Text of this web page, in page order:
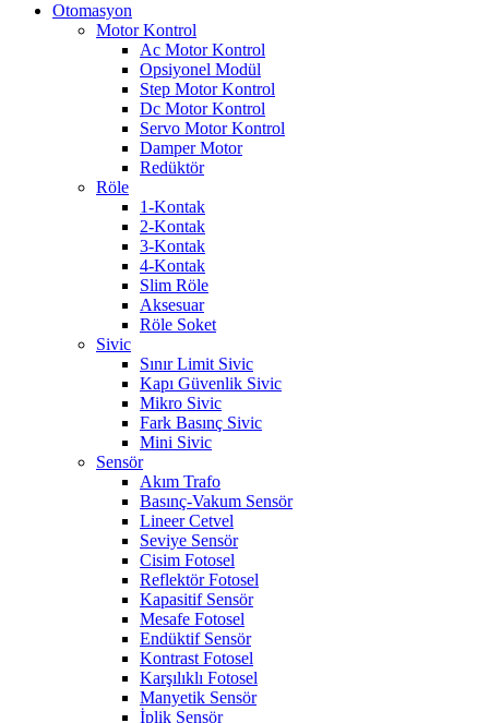
Otomasyon
Motor Kontrol
Ac Motor Kontrol
Opsiyonel Modül
Step Motor Kontrol
Dc Motor Kontrol
Servo Motor Kontrol
Damper Motor
Redüktör
Röle
1-Kontak
2-Kontak
3-Kontak
4-Kontak
Slim Röle
Aksesuar
Röle Soket
Sivic
Sınır Limit Sivic
Kapı Güvenlik Sivic
Mikro Sivic
Fark Basınç Sivic
Mini Sivic
Sensör
Akım Trafo
Basınç-Vakum Sensör
Lineer Cetvel
Seviye Sensör
Cisim Fotosel
Reflektör Fotosel
Kapasitif Sensör
Mesafe Fotosel
Endüktif Sensör
Kontrast Fotosel
Karşılıklı Fotosel
Manyetik Sensör
İplik Sensör